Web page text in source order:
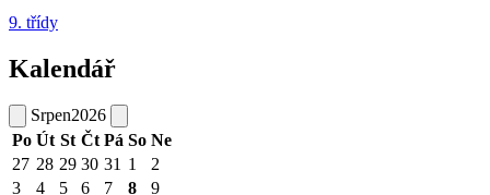
9. třídy
Kalendář
Srpen2026
Po Út St Čt Pá So Ne
27 28 29 30 31 1
2
3
4 5 6 7 8
9